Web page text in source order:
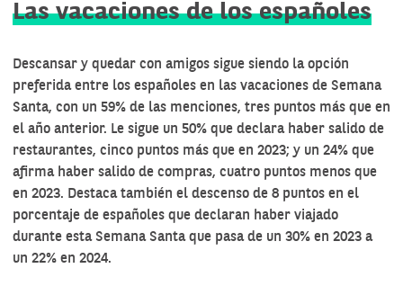
Las vacaciones de los españoles
Descansar y quedar con amigos sigue siendo la opción
preferida entre los españoles en las vacaciones de Semana
Santa, con un 59% de las menciones, tres puntos más que en
el año anterior. Le sigue un 50% que declara haber salido de
restaurantes, cinco puntos más que en 2023; y un 24% que
afirma haber salido de compras, cuatro puntos menos que
en 2023. Destaca también el descenso de 8 puntos en el
porcentaje de españoles que declaran haber viajado
durante esta Semana Santa que pasa de un 30% en 2023 a
un 22% en 2024.